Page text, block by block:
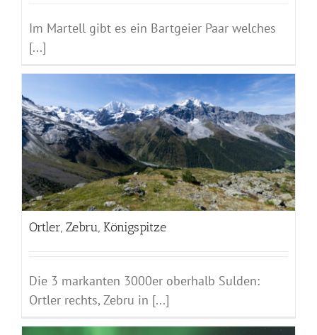
Im Martell gibt es ein Bartgeier Paar welches
[...]
Ortler, Zebru, Königspitze
Die 3 markanten 3000er oberhalb Sulden:
Ortler rechts, Zebru in [...]